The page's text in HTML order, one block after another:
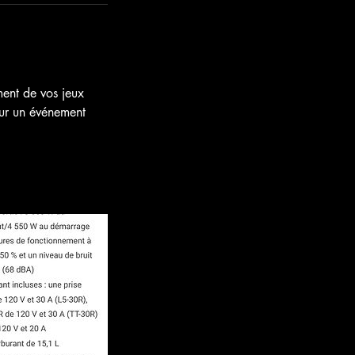
de vos jeux
un événement